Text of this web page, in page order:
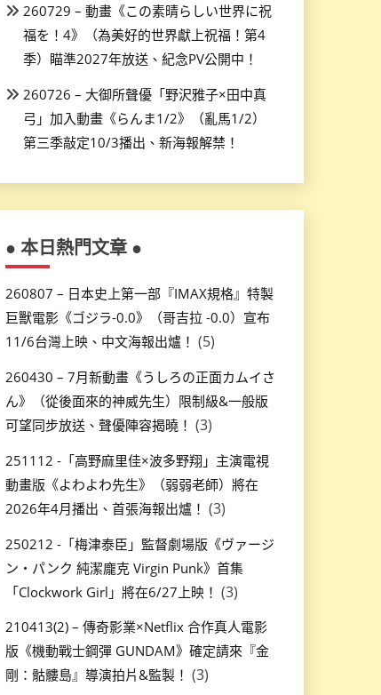
260729 – 動畫《この素晴らしい世界に祝
福を！4》（為美好的世界獻上祝福！第4
季）瞄準2027年放送、紀念PV公開中！
260726 – 大御所聲優「野沢雅子×田中真
弓」加入動畫《らんま1/2》（亂馬1/2）
第三季敲定10/3播出、新海報解禁！
● 本日熱門文章 ●
260807 – 日本史上第一部『IMAX規格』特製
巨獸電影《ゴジラ-0.0》（哥吉拉 -0.0）宣布
11/6台灣上映、中文海報出爐！ (5)
260430 – 7月新動畫《うしろの正面カムイさ
ん》（從後面來的神威先生）限制級&一般版
可望同步放送、聲優陣容揭曉！ (3)
251112 -「高野麻里佳×波多野翔」主演電視
動畫版《よわよわ先生》（弱弱老師）將在
2026年4月播出、首張海報出爐！ (3)
250212 -「梅津泰臣」監督劇場版《ヴァージ
ン・パンク 純潔龐克 Virgin Punk》首集
「Clockwork Girl」將在6/27上映！ (3)
210413(2) – 傳奇影業×Netflix 合作真人電影
版《機動戰士鋼彈 GUNDAM》確定請來『金
剛：骷髏島』導演拍片&監製！ (3)